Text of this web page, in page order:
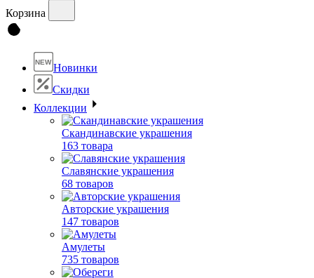
Корзина
NEW Новинки
Скидки
Коллекции
Скандинавские украшения
163 товара
Славянские украшения
68 товаров
Авторские украшения
147 товаров
Амулеты
735 товаров